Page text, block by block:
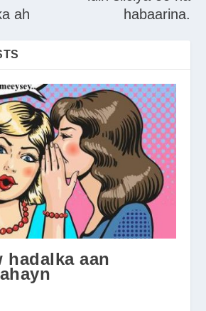
ah
habaarina.
hadalka aan